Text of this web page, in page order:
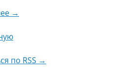
→
по RSS →